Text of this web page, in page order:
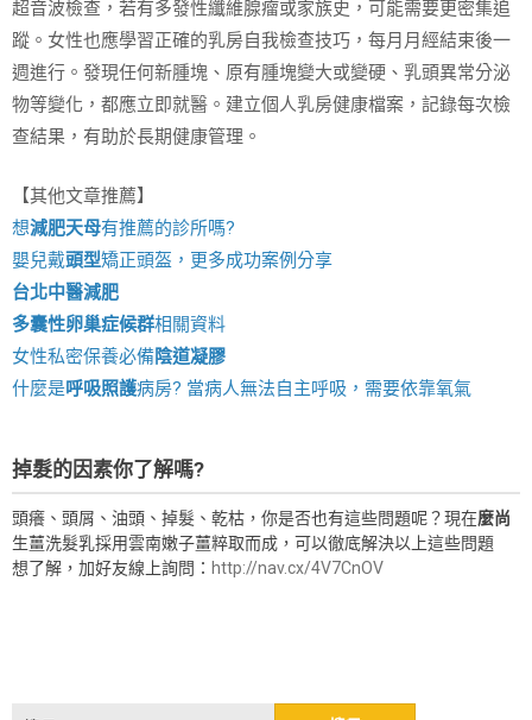
超音波檢查，若有多發性纖維腺瘤或家族史，可能需要更密集追
蹤。女性也應學習正確的乳房自我檢查技巧，每月月經結束後一
週進行。發現任何新腫塊、原有腫塊變大或變硬、乳頭異常分泌
物等變化，都應立即就醫。建立個人乳房健康檔案，記錄每次檢
查結果，有助於長期健康管理。
【其他文章推薦】
想減肥天母有推薦的診所嗎?
嬰兒戴頭型矯正頭盔，更多成功案例分享
台北中醫減肥
多囊性卵巢症候群相關資料
女性私密保養必備陰道凝膠
什麼是呼吸照護病房? 當病人無法自主呼吸，需要依靠氧氣
掉髮的因素你了解嗎?
頭癢、頭屑、油頭、掉髮、乾枯，你是否也有這些問題呢？現在麼尚
生薑洗髮乳採用雲南嫩子薑粹取而成，可以徹底解決以上這些問題
想了解，加好友線上詢問： http://nav.cx/4V7CnOV